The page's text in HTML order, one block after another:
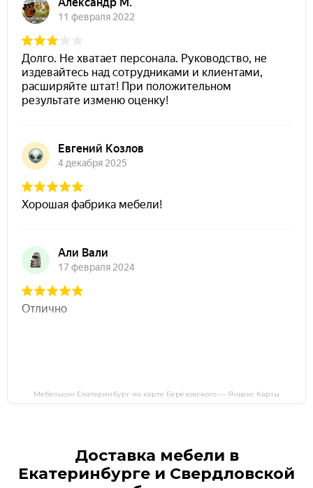
Мебельсон Екатеринбург на карте Берёзовского — Яндекс Карты
Доставка мебели в
Екатеринбурге и Свердловской